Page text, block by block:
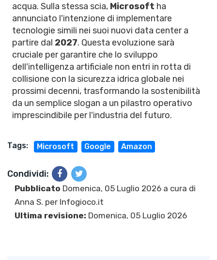
acqua. Sulla stessa scia, Microsoft ha
annunciato l'intenzione di implementare
tecnologie simili nei suoi nuovi data center a
partire dal 2027. Questa evoluzione sarà
cruciale per garantire che lo sviluppo
dell'intelligenza artificiale non entri in rotta di
collisione con la sicurezza idrica globale nei
prossimi decenni, trasformando la sostenibilità
da un semplice slogan a un pilastro operativo
imprescindibile per l'industria del futuro.
Tags: Microsoft Google Amazon
Condividi:
Pubblicato Domenica, 05 Luglio 2026 a cura di
Anna S. per Infogioco.it
Ultima revisione: Domenica, 05 Luglio 2026